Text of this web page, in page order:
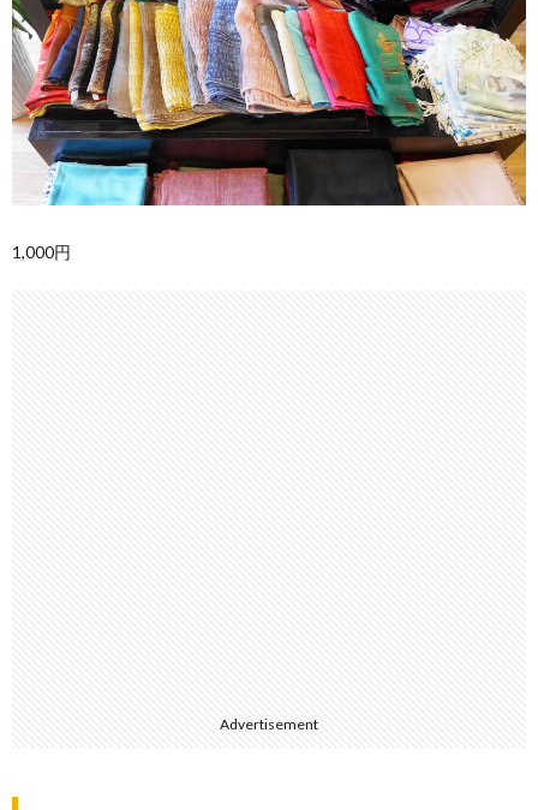
1,000円
Advertisement